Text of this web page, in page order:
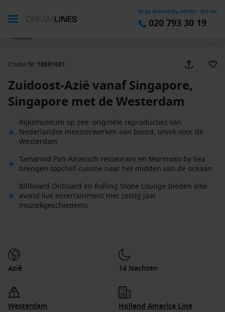
Krijg deskundig advies - Bel nu
020 793 30 19
Cruise Nr.:18881681
Zuidoost-Azië vanaf Singapore,
Singapore met de Westerdam
Rijksmuseum op zee: originele reproducties van
Nederlandse meesterwerken aan boord, uniek voor de
Westerdam
Tamarind Pan-Aziatisch restaurant en Morimoto by Sea
brengen topchef-cuisine naar het midden van de oceaan
Billboard Onboard en Rolling Stone Lounge bieden elke
avond live entertainment met zestig jaar
muziekgeschiedenis
Azië 14 Nachten
Westerdam Holland America Line